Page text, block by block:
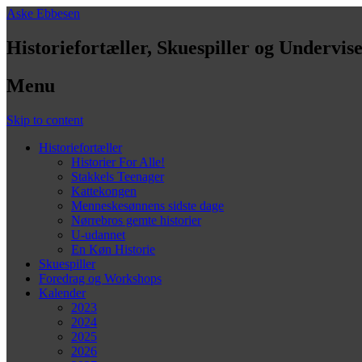
Aske Ebbesen
Historiefortæller, Skuespiller og
Menu
Skip to content
Historiefortæller
Historier For Alle!
Stakkels Teenager
Kattekongen
Menneskesønnens sidste dage
Nørrebros gemte historier
U-udannet
En Køn Historie
Skuespiller
Foredrag og Workshops
Kalender
2023
2024
2025
2026